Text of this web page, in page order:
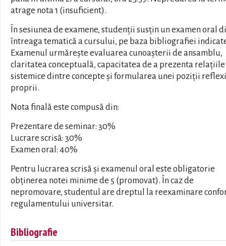
atrage nota 1 (insuficient).
În sesiunea de examene, studenții susțin un examen oral
întreaga tematică a cursului, pe baza bibliografiei
Examenul urmărește evaluarea cunoașterii de ansamblu,
claritatea conceptuală, capacitatea de a prezenta relațiile
sistemice dintre concepte și formularea unei poziții
proprii.
Nota finală este compusă din:
Prezentare de seminar: 30%
Lucrare scrisă: 30%
Examen oral: 40%
Pentru lucrarea scrisă și examenul oral este obligatorie
obținerea notei minime de 5 (promovat). În caz de
nepromovare, studentul are dreptul la reexaminare
regulamentului universitar.
Bibliografie